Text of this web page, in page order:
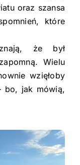
oraz szansa
które
że był
Wielu
wzięłoby
bo, jak mówią,